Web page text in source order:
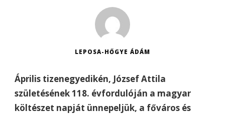
LEPOSA-HŐGYE ÁDÁM
Április tizenegyedikén, József Attila
születésének 118. évfordulóján a magyar
költészet napját ünnepeljük, a főváros és